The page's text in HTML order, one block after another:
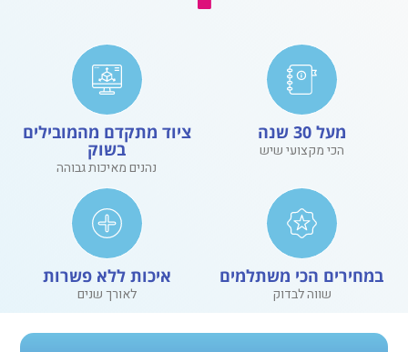
מעל 30 שנה
הכי מקצועי שיש
ציוד מתקדם מהמובילים
בשוק
נהנים מאיכות גבוהה
במחירים הכי משתלמים
שווה לבדוק
איכות ללא פשרות
לאורך שנים